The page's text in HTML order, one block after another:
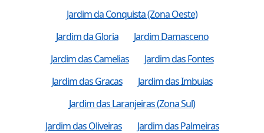
Jardim da Conquista (Zona Oeste)
Jardim da Gloria
Jardim Damasceno
Jardim das Camelias
Jardim das Fontes
Jardim das Gracas
Jardim das Imbuias
Jardim das Laranjeiras (Zona Sul)
Jardim das Oliveiras
Jardim das Palmeiras